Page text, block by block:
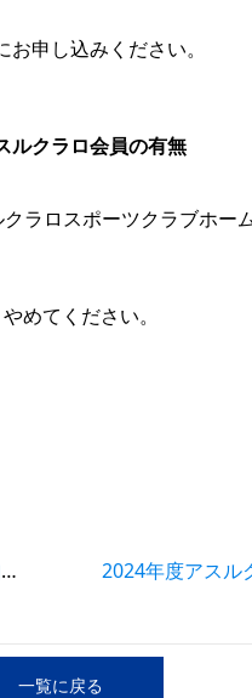
お申し込みください。
ラロ会員の有無
ラロスポーツクラブホー
めてください。
2024年度アスルクラロ沼津U9アドバンス体験練習会のお知らせ
一覧に戻る